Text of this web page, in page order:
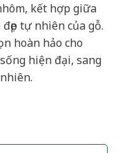
kết hợp giữa
tự nhiên của gỗ.
hoàn hảo cho
hiện đại, sang